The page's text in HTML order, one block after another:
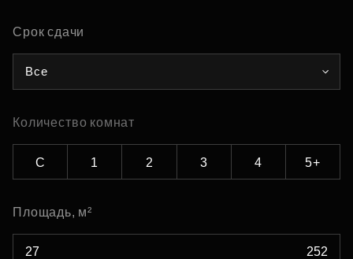
Срок сдачи
Все
Количество комнат
С 1 2 3 4 5+
Площадь, м²